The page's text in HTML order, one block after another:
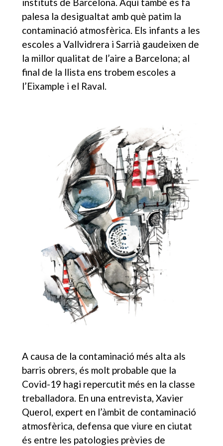
palesa la desigualtat amb què patim la
contaminació atmosfèrica. Els infants a les
escoles a Vallvidrera i Sarrià gaudeixen de
la millor qualitat de l’aire a Barcelona; al
final de la llista ens trobem escoles a
l’Eixample i el Raval.
A causa de la contaminació més alta als
barris obrers, és molt probable que la
Covid-19 hagi repercutit més en la classe
treballadora. En una entrevista, Xavier
Querol, expert en l’àmbit de contaminació
atmosfèrica, defensa que viure en ciutat
és entre les patologies prèvies de